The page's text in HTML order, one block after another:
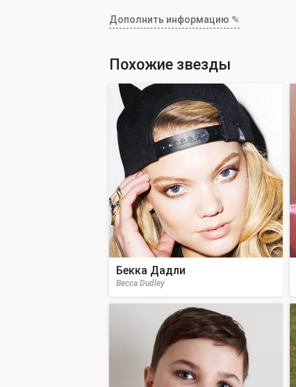
Дополнить информацию ✎
Похожие звезды
Бекка Дадли
Becca Dudley